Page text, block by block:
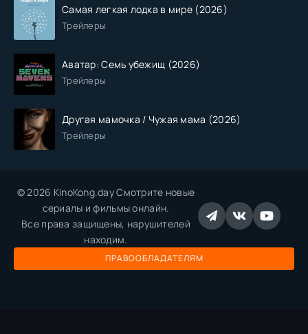
Самая легкая лодка в мире (2026)
Трейлеры
Аватар: Семь убежищ (2026)
Трейлеры
Другая мамочка / Чужая мама (2026)
Трейлеры
© 2026 KinoKong.day Смотрите новые
сериалы и фильмы онлайн.
Все права защищены, нарушителей
находим.
ПРАВООБЛАДАТЕЛЯМ